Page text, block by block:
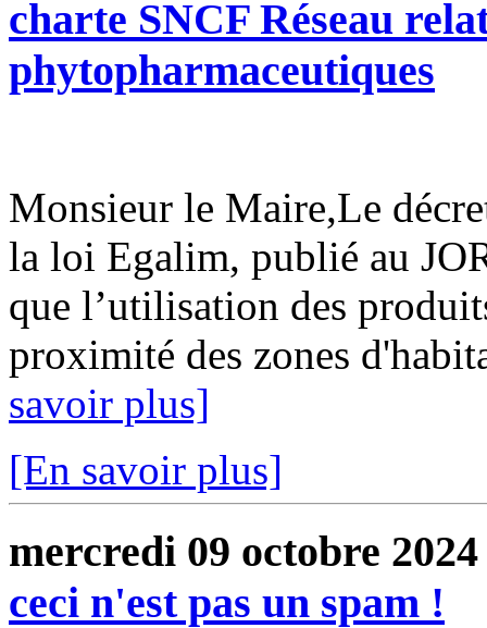
charte SNCF Réseau
phytopharmaceutiques
Monsieur le Maire,Le
la loi Egalim, publié au
que l’utilisation des
proximité des zones
savoir plus]
[En savoir plus]
mercredi 09 octobre 2024
ceci n'est pas un spam !